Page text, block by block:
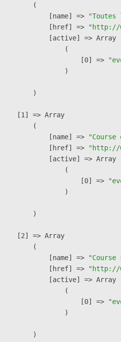
        (
            [name] =>
            [href] =>
"http://
            [active] => Array
                (
                    [0] =>
                )
        )
    [1] => Array
        (
            [name] =>
            [href] =>
"http://
            [active] => Array
                (
                    [0] =>
                )
        )
    [2] => Array
        (
            [name] =>
            [href] =>
"http://
            [active] => Array
                (
                    [0] =>
                )
        )